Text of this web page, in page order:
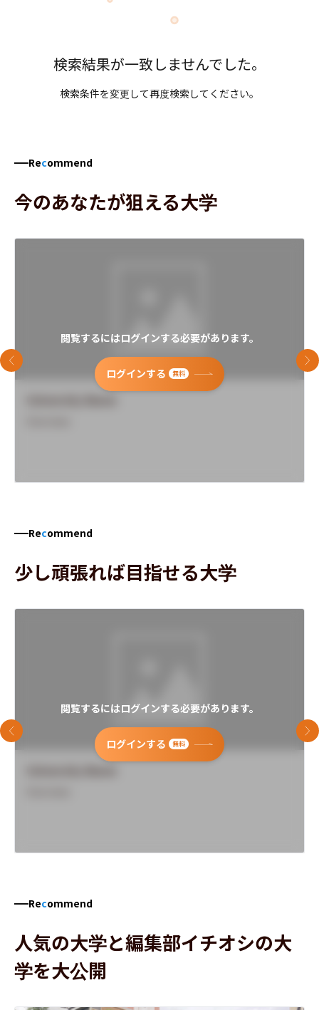
検索結果が一致しませんでした。
検索条件を変更して再度検索してください。
Recommend
今のあなたが狙える大学
閲覧するにはログインする必要があります。
ログインする 無料
前のスライド 次
Recommend
少し頑張れば目指せる大学
閲覧するにはログインする必要があります。
ログインする 無料
前のスライド 次
Recommend
人気の大学と編集部イチオシの大
学を大公開